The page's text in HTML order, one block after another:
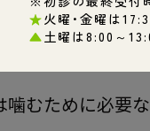
ラをチェック☆
噛むために必要な